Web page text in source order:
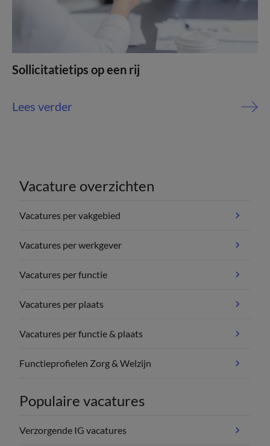
Sollicitatietips op een rij
Lees verder
Vacature overzichten
Vacatures per vakgebied
Vacatures per werkgever
Vacatures per functie
Vacatures per plaats
Vacatures per functie & plaats
Functieprofielen Zorg & Welzijn
Populaire vacatures
Verzorgende IG vacatures